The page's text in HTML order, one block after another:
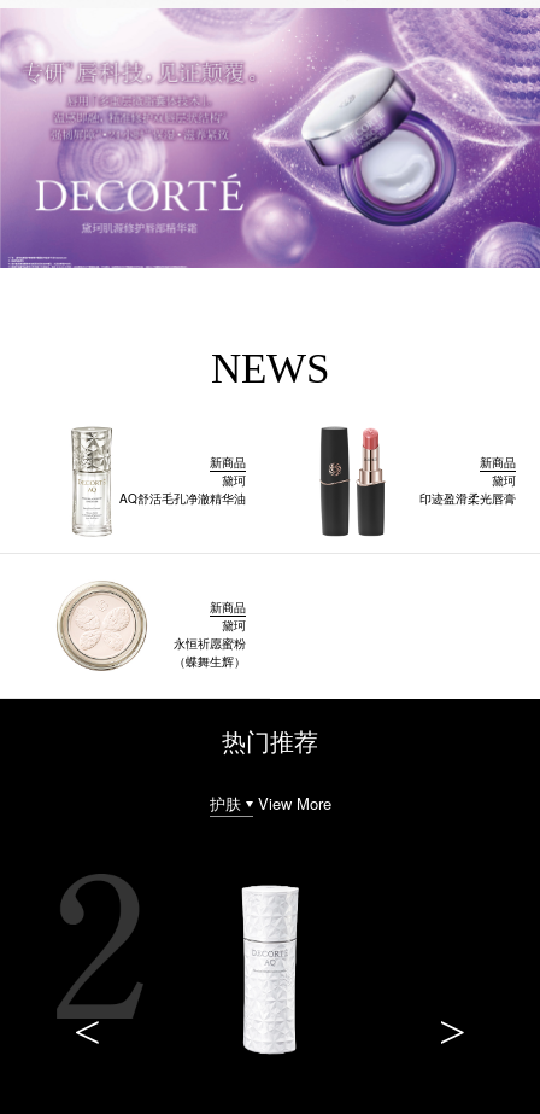
NEWS
新商品
黛珂
AQ舒活毛孔净澈精华油
新商品
黛珂
印迹盈滑柔光唇膏
新商品
黛珂
永恒祈愿蜜粉
（蝶舞生辉）
热门推荐
View More
< >